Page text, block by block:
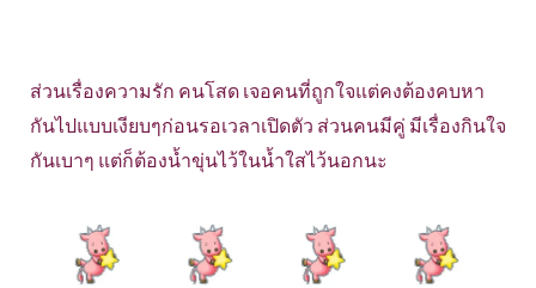
ส่วนเรื่องความรัก คนโสด เจอคนที่ถูกใจแต่คงต้องคบหา
กันไปแบบเงียบๆก่อนรอเวลาเปิดตัว ส่วนคนมีคู่ มีเรื่องกินใจ
กันเบาๆ แต่ก็ต้องน้ำขุ่นไว้ในน้ำใสไว้นอกนะ